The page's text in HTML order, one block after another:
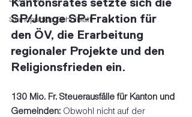
Standpunkte Schulblatt
SP/Junge SP-Fraktion für
den ÖV, die Erarbeitung
regionaler Projekte und den
Religionsfrieden ein.
130 Mio. Fr. Steuerausfälle für Kanton und
Gemeinden: Obwohl nicht auf der